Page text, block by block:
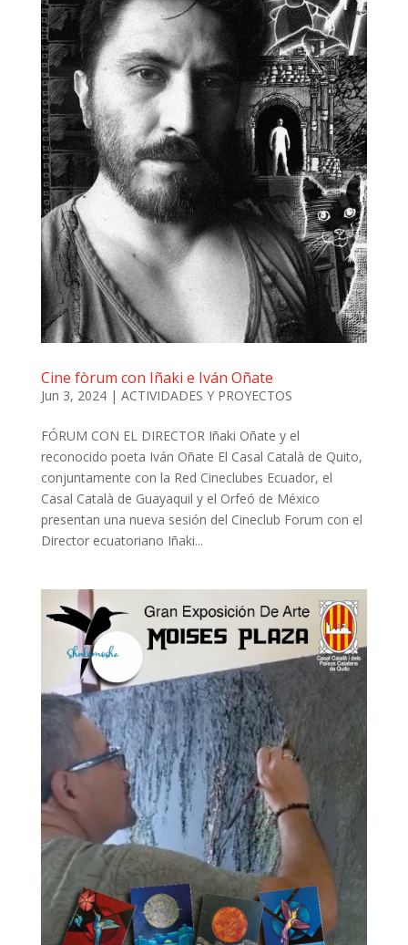
Cine fòrum con Iñaki e Iván Oñate
Jun 3, 2024| ACTIVIDADES Y PROYECTOS
FÓRUM CON EL DIRECTOR Iñaki Oñate y el
reconocido poeta Iván Oñate El Casal Català de Quito,
conjuntamente con la Red Cineclubes Ecuador, el
Casal Català de Guayaquil y el Orfeó de México
presentan una nueva sesión del Cineclub Forum con el
Director ecuatoriano Iñaki...